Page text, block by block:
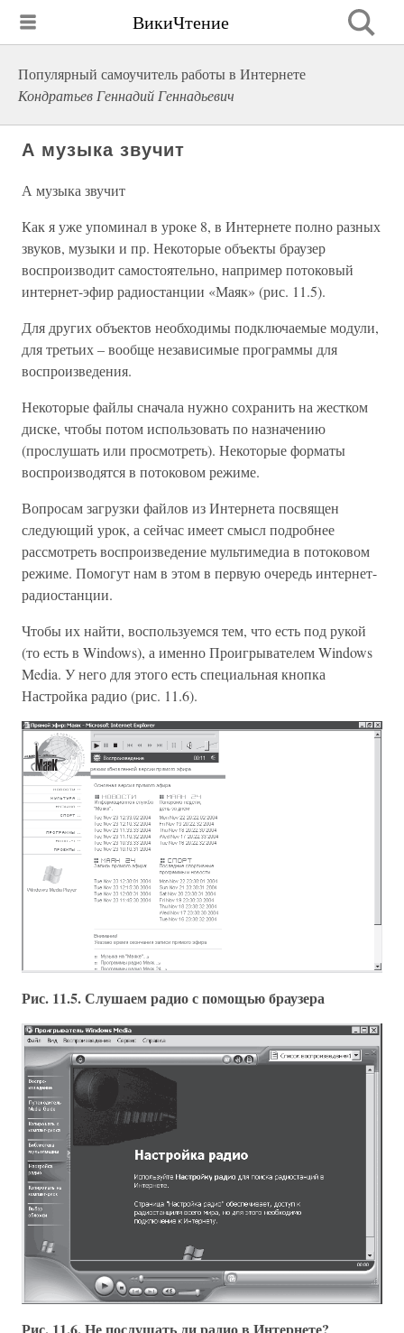
ВикиЧтение
Популярный самоучитель работы в Интернете
Кондратьев Геннадий Геннадьевич
А музыка звучит
А музыка звучит
Как я уже упоминал в уроке 8, в Интернете полно разных
звуков, музыки и пр. Некоторые объекты браузер
воспроизводит самостоятельно, например потоковый
интернет-эфир радиостанции «Маяк» (рис. 11.5).
Для других объектов необходимы подключаемые модули,
для третьих – вообще независимые программы для
воспроизведения.
Некоторые файлы сначала нужно сохранить на жестком
диске, чтобы потом использовать по назначению
(прослушать или просмотреть). Некоторые форматы
воспроизводятся в потоковом режиме.
Вопросам загрузки файлов из Интернета посвящен
следующий урок, а сейчас имеет смысл подробнее
рассмотреть воспроизведение мультимедиа в потоковом
режиме. Помогут нам в этом в первую очередь интернет-
радиостанции.
Чтобы их найти, воспользуемся тем, что есть под рукой
(то есть в Windows), а именно Проигрывателем Windows
Media. У него для этого есть специальная кнопка
Настройка радио (рис. 11.6).
Рис. 11.5. Слушаем радио с помощью браузера